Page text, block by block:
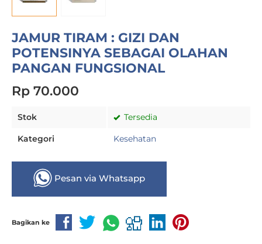
JAMUR TIRAM : GIZI DAN
POTENSINYA SEBAGAI OLAHAN
PANGAN FUNGSIONAL
Rp 70.000
Stok Tersedia
Kategori Kesehatan
Pesan via Whatsapp
Bagikan ke